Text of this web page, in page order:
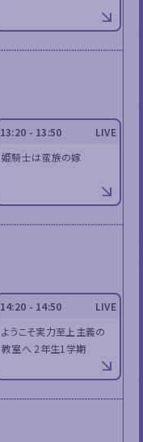
13:20 - 13:50
LIVE
姫騎士は蛮族の嫁
14:20 - 14:50
LIVE
ようこそ実力至上主義の
教室へ 2年生1学期